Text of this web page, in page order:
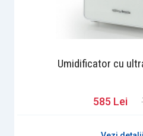
Umidificator cu
585 Lei